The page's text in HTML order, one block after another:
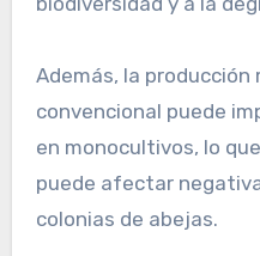
Además, la producción
convencional puede
en monocultivos, lo
puede afectar
colonias de abejas.